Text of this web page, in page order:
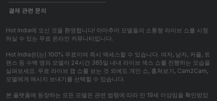
결제 관련 문의
Hot India에 오신 것을 환영합니다! 아마추어 모델들의 소통형 라이브 쇼를 시청
하실 수 있는 무료 온라인 커뮤니티입니다.
Hot India은(는) 100% 무료이며 즉시 액세스할 수 있습니다. 여자, 남자, 커플, 트
랜스 등 수백 명의 모델이 24시간 365일 내내 라이브 섹스 쇼를 진행하는 모습을
살펴보세요. 무료 라이브 캠 쇼를 보는 것 외에도 개인 쇼, 훔쳐보기, Cam2Cam,
모델에게 메시지 보내기를 선택할 수 있습니다.
본 플랫폼에 등장하는 모든 모델은 관련 법령에 따라 만 19세 이상임을 확인받았